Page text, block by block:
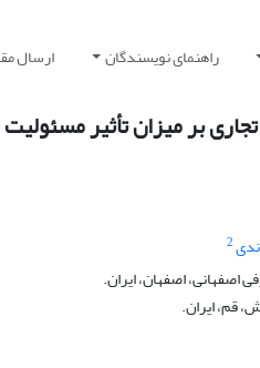
راهنمای نویسندگان ارسال
بر میزان تأثیر
2
اصفهان، ایران.
قم، ایران.